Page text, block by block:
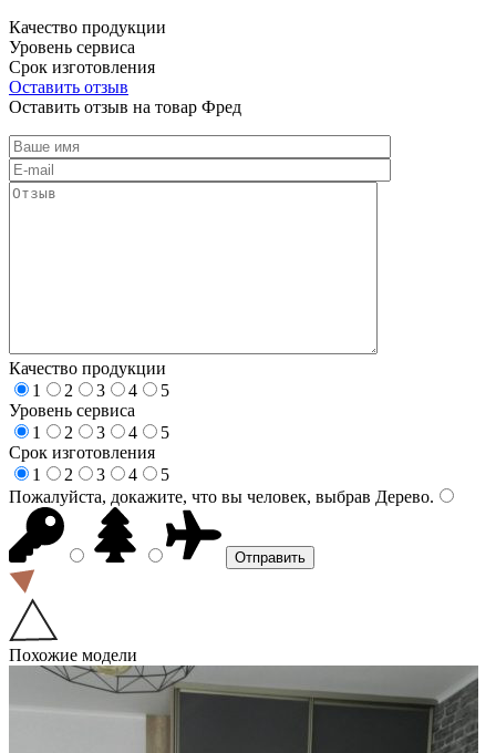
Качество продукции
Уровень сервиса
Срок изготовления
Оставить отзыв
Оставить отзыв на товар Фред
Качество продукции
1
2 3 4
5
Уровень сервиса
1
2 3 4
5
Срок изготовления
1
2 3 4
5
Пожалуйста, докажите, что вы человек, выбрав Дерево.
Похожие модели